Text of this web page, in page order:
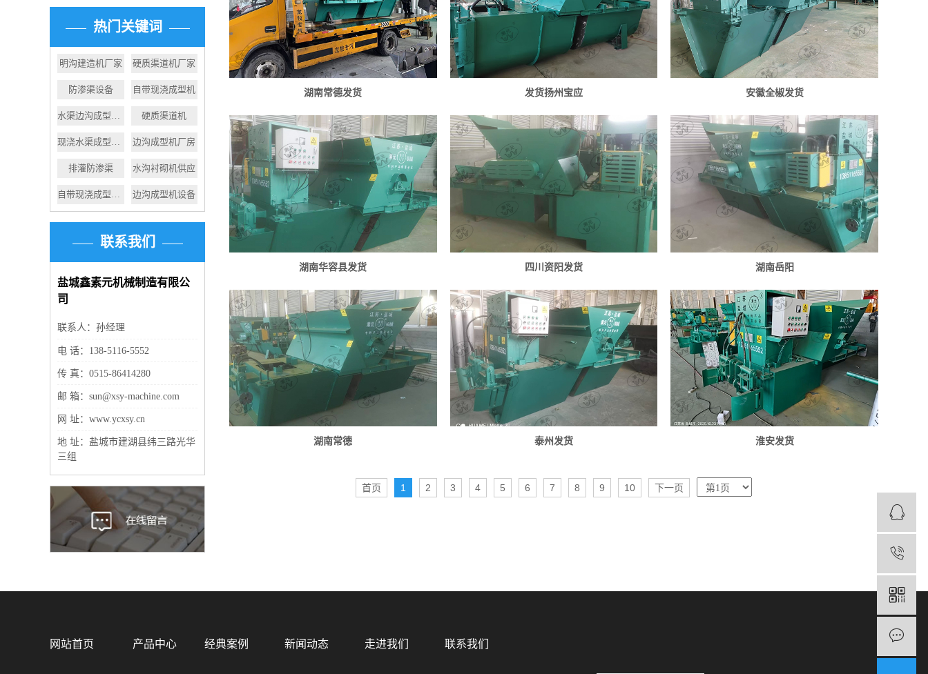
热门关键词
明沟建造机厂家 硬质渠道机厂家
防渗渠设备 自带现浇成型机
水渠边沟成型机厂家 硬质渠道机
现浇水渠成型机施工 边沟成型机厂房
排灌防渗渠 水沟衬砌机供应
自带现浇成型机价格 边沟成型机设备
联系我们
盐城鑫素元机械制造有限公
司
联系人：孙经理
电 话：138-5116-5552
传 真：0515-86414280
邮 箱：sun@xsy-machine.com
网 址：www.ycxsy.cn
地 址：盐城市建湖县纬三路光华
三组
湖南常德发货 发货扬州宝应 安徽全椒发货
湖南华容县发货 四川资阳发货 湖南岳阳
湖南常德 泰州发货 淮安发货
首页 1 2 3 4 5 6 7 8 9 10 下一页
网站首页 产品中心 经典案例 新闻动态 走进我们 联系我们